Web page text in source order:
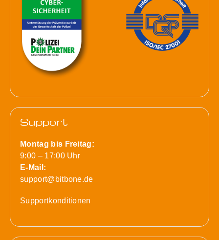
Support
Montag bis Freitag:
9:00 – 17:00 Uhr
E-Mail:
support@bitbone.de
Supportkonditionen